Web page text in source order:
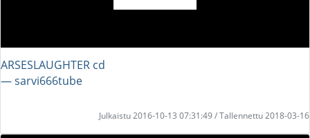
ARSESLAUGHTER cd
― sarvi666tube
Julkaistu 2016-10-13 07:31:49 / Tallennettu 2018-03-16